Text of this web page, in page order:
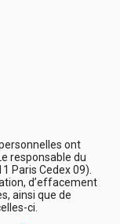
ont
responsable du
Paris Cedex 09).
d’effacement
ainsi que de
ci.